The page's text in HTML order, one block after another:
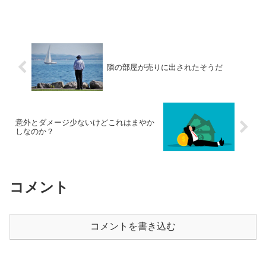
隣の部屋が売りに出されたそうだ
意外とダメージ少ないけどこれはまやか
しなのか？
コメント
コメントを書き込む